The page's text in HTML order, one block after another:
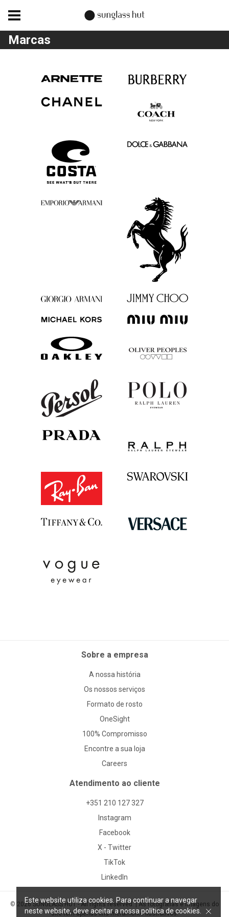
Marcas
Sobre a empresa
A nossa história
Os nossos serviços
Formato de rosto
OneSight
100% Compromisso
Encontre a sua loja
Careers
Atendimento ao cliente
+351 210 127 327
Instagram
Facebook
X - Twitter
TikTok
LinkedIn
© 2026 SUNGLASS HUT - All rights reserved. | As fotografias e imagens do
site têm apenas fins meramente ilustrativos.
Este website utiliza cookies. Para continuar a navegar
neste website, deve aceitar a nossa política de cookies.